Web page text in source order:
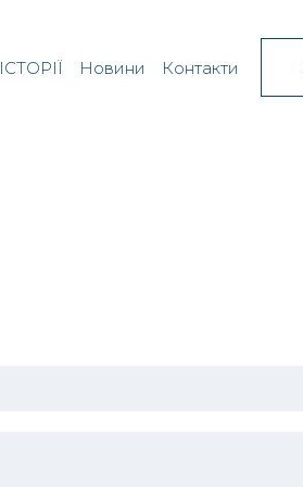
ІСТОРІЇ Новини Контакти